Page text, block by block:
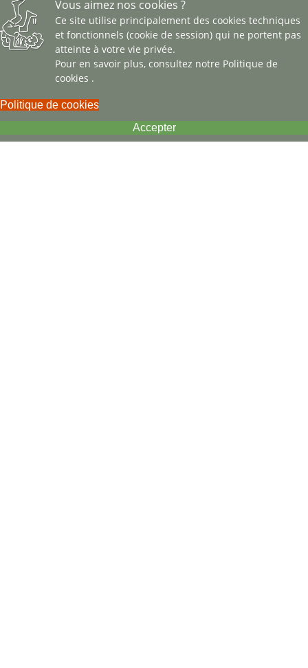
Vous aimez nos cookies ?
Ce site utilise principalement des cookies techniques
et fonctionnels (cookie de session) qui ne portent pas
atteinte à votre vie privée.
Pour en savoir plus, consultez notre Politique de
cookies .
Politique de cookies
Accepter